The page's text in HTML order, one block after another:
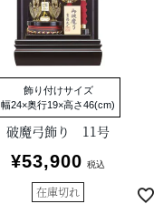
飾り付けサイズ
幅24×奥行19×高さ46(cm)
破魔弓飾り 11号
¥53,900 税込
在庫切れ